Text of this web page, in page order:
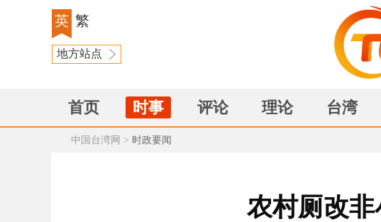
英 繁
地方站点
首页 时事 评论 理论 台湾
中国台湾网 > 时政要闻
农村厕改